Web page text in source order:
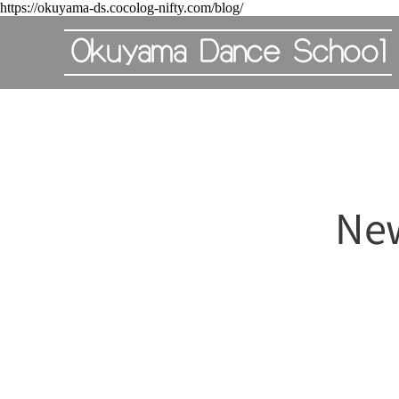
https://okuyama-ds.cocolog-nifty.com/blog/
Okuyama Dance School